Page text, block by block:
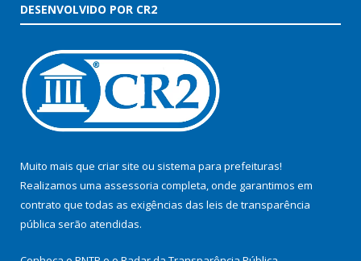
DESENVOLVIDO POR CR2
Muito mais que criar site ou sistema para prefeituras!
Realizamos uma assessoria completa, onde garantimos em
contrato que todas as exigências das leis de transparência
pública serão atendidas.